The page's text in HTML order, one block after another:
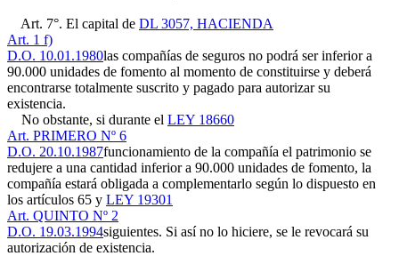
Art. 7°. El capital de DL 3057, HACIENDA
Art. 1 f)
D.O. 10.01.1980las compañías de seguros no podrá ser inferior a
90.000 unidades de fomento al momento de constituirse y deberá
encontrarse totalmente suscrito y pagado para autorizar su
existencia.
No obstante, si durante el LEY 18660
Art. PRIMERO Nº 6
D.O. 20.10.1987funcionamiento de la compañía el patrimonio se
redujere a una cantidad inferior a 90.000 unidades de fomento, la
compañía estará obligada a complementarlo según lo dispuesto en
los artículos 65 y LEY 19301
Art. QUINTO Nº 2
D.O. 19.03.1994siguientes. Si así no lo hiciere, se le revocará su
autorización de existencia.